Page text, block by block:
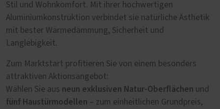
Stil und Wohnkomfort. Mit ihrer hochwertigen
Aluminiumkonstruktion verbindet sie natürliche Ästhetik
mit bester Wärmedämmung, Sicherheit und
Langlebigkeit.
Zum Marktstart profitieren Sie von einem besonders
attraktiven Aktionsangebot:
Wählen Sie aus neun exklusiven Natur-Oberflächen und
fünf Haustürmodellen – zum einheitlichen Grundpreis,